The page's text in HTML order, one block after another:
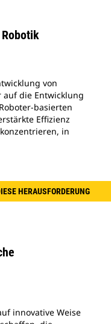
von
auf die Entwicklung
basierten
Effizienz
in
HERAUSFORDERUNG
innovative Weise